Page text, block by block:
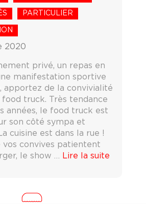
PARTICULIER
2020
privé, un repas en
manifestation sportive
apportez de la convivialité
food truck. Très tendance
années, le food truck est
son côté sympa et
cuisine est dans la rue !
vos convives patientent
le show …
Lire la suite